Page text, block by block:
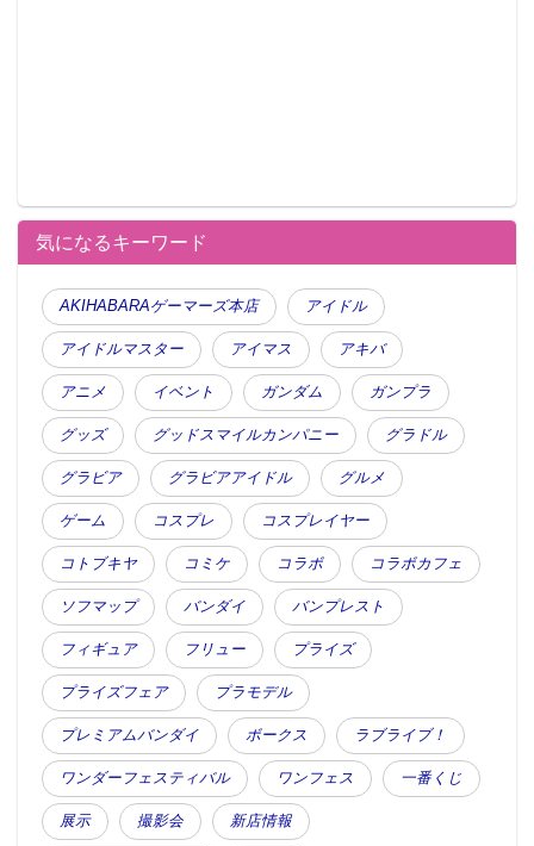
気になるキーワード
AKIHABARAゲーマーズ本店 アイドル
アイドルマスター アイマス アキバ
アニメ イベント ガンダム ガンプラ
グッズ グッドスマイルカンパニー グラドル
グラビア グラビアアイドル グルメ
ゲーム コスプレ コスプレイヤー
コトブキヤ コミケ コラボ コラボカフェ
ソフマップ バンダイ バンプレスト
フィギュア フリュー プライズ
プライズフェア プラモデル
プレミアムバンダイ ボークス ラブライブ！
ワンダーフェスティバル ワンフェス 一番くじ
展示 撮影会 新店情報